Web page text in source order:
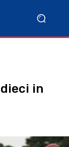
in